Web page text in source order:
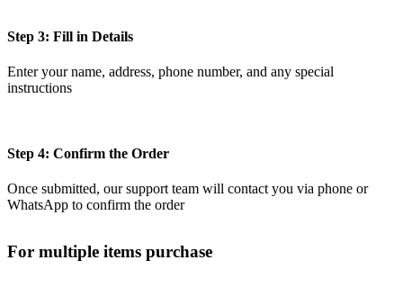
Step 3: Fill in Details
Enter your name, address, phone number, and any special
instructions
Step 4: Confirm the Order
Once submitted, our support team will contact you via phone or
WhatsApp to confirm the order
For multiple items purchase